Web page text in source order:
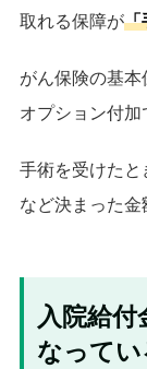
取れる保障が「
がん保険の基
オプション付加
手術を受けたと
など決まった金
入院給
なって